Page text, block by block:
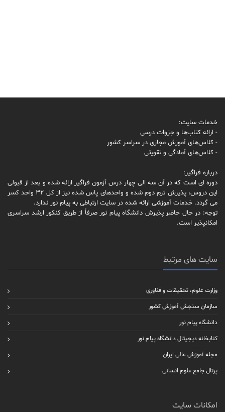
خدمات سایت:
- ارائه کتاب‌ها و جزوات درسی
- کلاس‌های آموزش مجازی در سراسر کشور
- کلاس‌های آمادگی و تقویتی
درباره فراگیر:
دوره ای است که در آن سه الی چهار درس آزمون فراگیر ارائه شده و بعد از قبولی
این دروس، پذیرش ترم دوم شده و واحدهای پاس شده نیز از کل 32 واحد کسر
می گردد. خدمات آموزشی ارائه شده در سایت ارتباطی به پیام نور ندارد.
توجه: در حال حاضر پذیرش دانشگاه پیام نور صرفاً از طریق کنکور ارشد سراسری
امکانپذیر است.
سایت های مرتبط
وزارت علوم، تحقیقات و فناوری
سازمان سنجش آموزش کشور
دانشگاه پیام نور
کتابخانه دیجیتال دانشگاه پیام نور
مجله آموزش عالی ایران
پرتال جامع علوم انسانی
امکانات سایت